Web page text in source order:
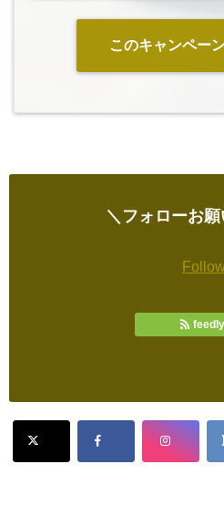
このキャンペー
＼フォローお
feedly